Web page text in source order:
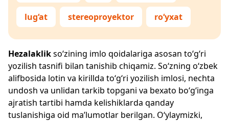
lug‘at stereoproyektor ro‘yxat
Hezalaklikso‘zining imlo qoidalariga asosan to‘g‘ri
yozilish tasnifi bilan tanishib chiqamiz. So‘zning o‘zbek
alifbosida lotin va kirillda to‘g‘ri yozilish imlosi, nechta
undosh va unlidan tarkib topgani va bexato bo‘g‘inga
ajratish tartibi hamda kelishiklarda qanday
tuslanishiga oid ma’lumotlar berilgan. O‘ylaymizki,